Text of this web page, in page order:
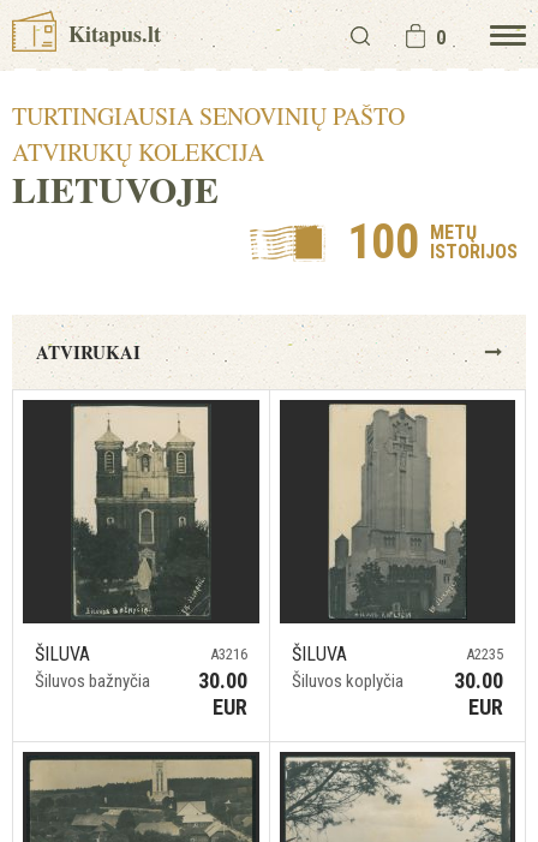
Kitapus.lt 0
TURTINGIAUSIA SENOVINIŲ PAŠTO
ATVIRUKŲ KOLEKCIJA
LIETUVOJE
100 METŲ
ISTORIJOS
ATVIRUKAI
ŠILUVA
Šiluvos bažnyčia
A3216
30.00
EUR
ŠILUVA
Šiluvos koplyčia
A2235
30.00
EUR